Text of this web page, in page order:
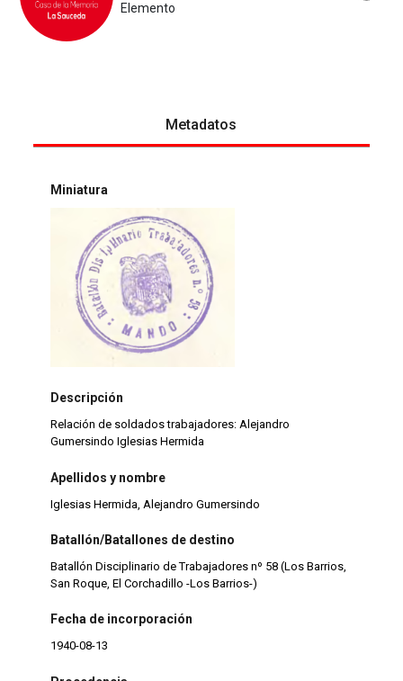
Elemento
Metadatos
Miniatura
Descripción
Relación de soldados trabajadores: Alejandro
Gumersindo Iglesias Hermida
Apellidos y nombre
Iglesias Hermida, Alejandro Gumersindo
Batallón/Batallones de destino
Batallón Disciplinario de Trabajadores nº 58 (Los Barrios,
San Roque, El Corchadillo -Los Barrios-)
Fecha de incorporación
1940-08-13